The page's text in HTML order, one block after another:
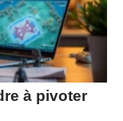
à pivoter